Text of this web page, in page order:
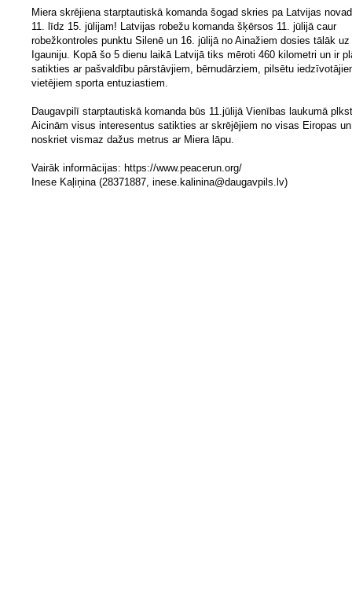
Miera skrējiena starptautiskā komanda šogad skries pa Latvijas
11. līdz 15. jūlijam! Latvijas robežu komanda šķērsos 11. jūlijā caur
robežkontroles punktu Silenē un 16. jūlijā no Ainažiem dosies tālāk uz
Igauniju. Kopā šo 5 dienu laikā Latvijā tiks mēroti 460 kilometri un ir
satikties ar pašvaldību pārstāvjiem, bērnudārziem, pilsētu
vietējiem sporta entuziastiem.
Daugavpilī starptautiskā komanda būs 11.jūlijā Vienības laukumā
Aicinām visus interesentus satikties ar skrējējiem no visas Eiropas un
noskriet vismaz dažus metrus ar Miera lāpu.
Vairāk informācijas: https://www.peacerun.org/
Inese Kaļiņina (28371887, inese.kalinina@daugavpils.lv)